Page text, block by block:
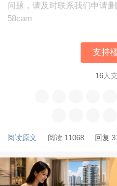
问题，请及时联系我们申请
58cam
支持
16人
阅读原文 阅读 11068 回复